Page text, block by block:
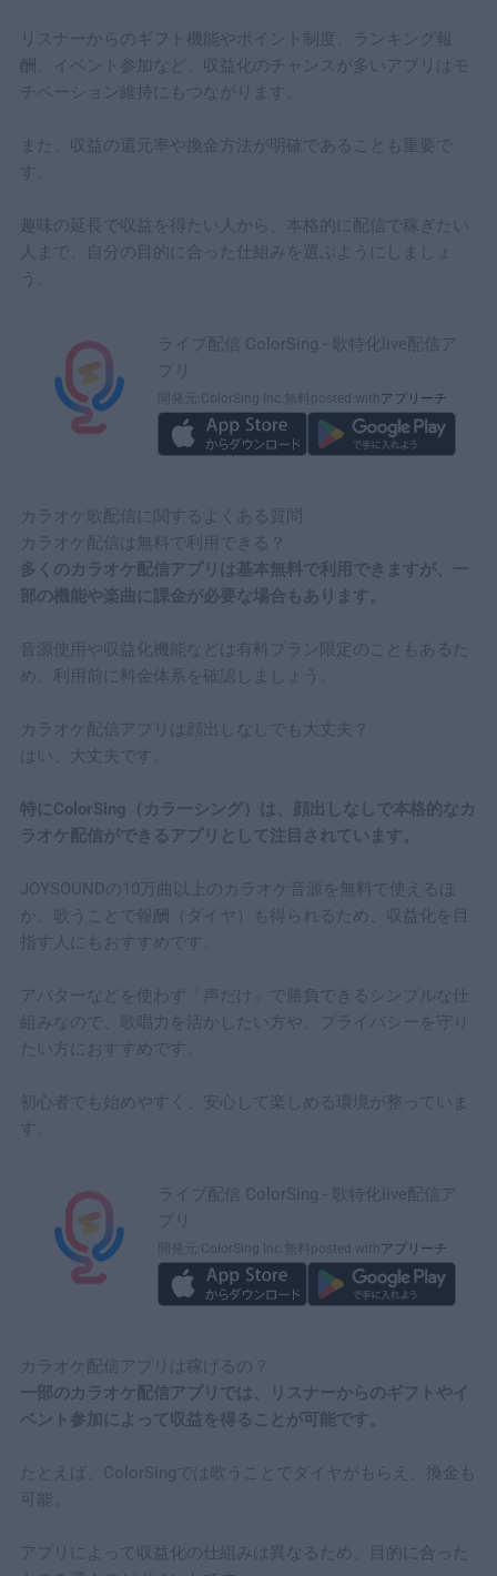
リスナーからのギフト機能やポイント制度、ランキング報
酬、イベント参加など、収益化のチャンスが多いアプリはモ
チベーション維持にもつながります。
また、収益の還元率や換金方法が明確であることも重要で
す。
趣味の延長で収益を得たい人から、本格的に配信で稼ぎたい
人まで、自分の目的に合った仕組みを選ぶようにしましょ
う。
ライブ配信 ColorSing - 歌特化live配信ア
プリ
開発元: ColorSing Inc. posted with アプリーチ
カラオケ歌配信に関するよくある質問
カラオケ配信は無料で利用できる？
多くのカラオケ配信アプリは基本無料で利用できますが、一
部の機能や楽曲に課金が必要な場合もあります。
音源使用や収益化機能などは有料プラン限定のこともあるた
め、利用前に料金体系を確認しましょう。
カラオケ配信アプリは顔出しなしでも大丈夫？
はい、大丈夫です。
特にColorSing（カラーシング）は、顔出しなしで本格的なカ
ラオケ配信ができるアプリとして注目されています。
JOYSOUNDの10万曲以上のカラオケ音源を無料で使えるほ
か、歌うことで報酬（ダイヤ）も得られるため、収益化を目
指す人にもおすすめです。
アバターなどを使わず「声だけ」で勝負できるシンプルな仕
組みなので、歌唱力を活かしたい方や、プライバシーを守り
たい方におすすめです。
初心者でも始めやすく、安心して楽しめる環境が整っていま
す。
ライブ配信 ColorSing - 歌特化live配信ア
プリ
開発元: ColorSing Inc. posted with アプリーチ
カラオケ配信アプリは稼げるの？
一部のカラオケ配信アプリでは、リスナーからのギフトやイ
ベント参加によって収益を得ることが可能です。
たとえば、ColorSingでは歌うことでダイヤがもらえ、換金も
可能。
アプリによって収益化の仕組みは異なるため、目的に合った